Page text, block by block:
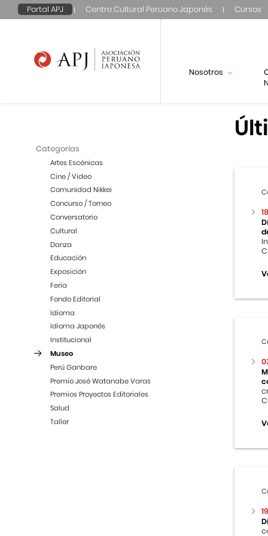
Portal APJ Centro Cultural Peruano Japonés Cursos
Nosotros
Categorías
Artes Escénicas
Cine / Video
Comunidad Nikkei
Concurso / Torneo
Conversatorio
Cultural
Danza
Educación
Exposición
Feria
Fondo Editorial
Idioma
Idioma Japonés
Institucional
Museo
Perú Ganbare
Premio José Watanabe Varas
Premios Proyectos Editoriales
Salud
Taller